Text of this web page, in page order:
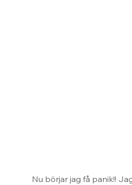
Nu börjar jag få panik!!